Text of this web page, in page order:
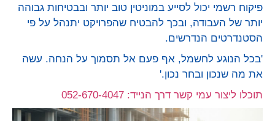
פיקוח רשמי יכול לסייע במוניטין טוב יותר ובבטיחות גבוהה
יותר של העבודה, ובכך להבטיח שהפרויקט יתנהל על פי
הסטנדרטים הנדרשים.
'בכל הנוגע לחשמל, אף פעם אל תסמוך על הנחה. עשה
את מה שנכון ובחר נכון.'
תוכלו ליצור עמי קשר דרך הנייד: 052-670-4047